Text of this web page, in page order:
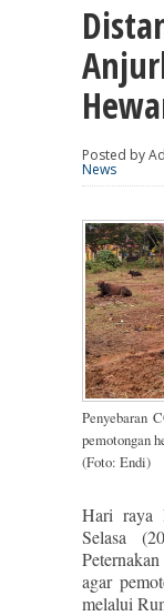
Posted by
News
Penyebaran
pemotongan
(Foto: Endi)
Hari raya
Selasa
agar
melalui